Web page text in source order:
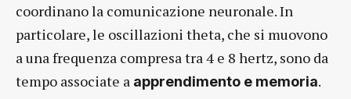
coordinano la comunicazione neuronale. In
particolare, le oscillazioni theta, che si muovono
a una frequenza compresa tra 4 e 8 hertz, sono da
tempo associate a apprendimento e memoria.